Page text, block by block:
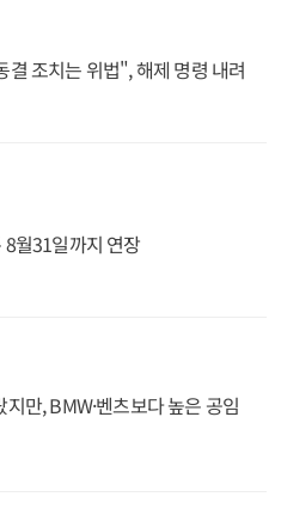
조치는 위법", 해제 명령 내려
월31일까지 연장
만, BMW·벤츠보다 높은 공임